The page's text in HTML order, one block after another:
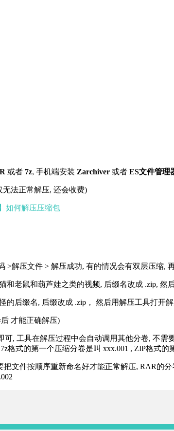
或者 7z, 手机端安装 Zarchiver 或者 ES文件管理
法正常解压, 还会收费)
如何解压压缩包
>解压文件 > 解压成功, 有的情况会有双层压缩,
和老鼠和葫芦娃之类的视频, 后缀名改成 .zip, 然
的后缀名, 后缀改成 .zip， 然后用解压工具打
才能正确解压)
可, 工具在解压过程中会自动调用其他分卷, 不
格式的第一个压缩分卷是叫 xxx.001 , ZIP格式
文件按顺序重新命名好才能正常解压, RAR的分